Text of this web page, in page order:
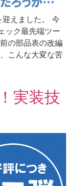
えました。 今
ック最先端ツー
の部品表の改編
こんな大変な苦
実装技